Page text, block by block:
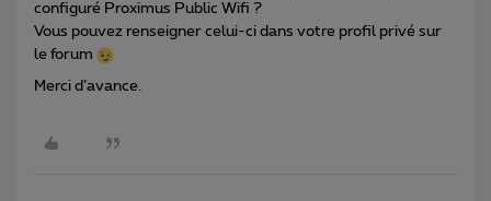
configuré Proximus Public Wifi ?
Vous pouvez renseigner celui-ci dans votre profil privé sur
le forum
Merci d’avance.